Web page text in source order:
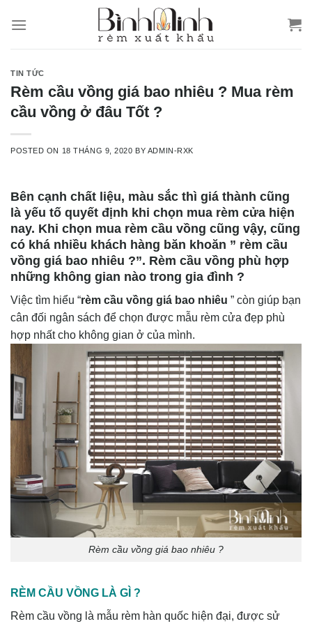
TIN TỨC
Rèm cầu vồng giá bao nhiêu ? Mua rèm
cầu vồng ở đâu Tốt ?
POSTED ON 18 THÁNG 9, 2020 BY ADMIN-RXK
Bên cạnh chất liệu, màu sắc thì giá thành cũng
là yếu tố quyết định khi chọn mua rèm cửa hiện
nay. Khi chọn mua rèm cầu vồng cũng vậy, cũng
có khá nhiều khách hàng băn khoăn ” rèm cầu
vồng giá bao nhiêu ?”. Rèm cầu vồng phù hợp
những không gian nào trong gia đình ?
Việc tìm hiểu “rèm cầu vồng giá bao nhiêu ” còn giúp bạn
cân đối ngân sách để chọn được mẫu rèm cửa đẹp phù
hợp nhất cho không gian ở của mình.
Rèm cầu vồng giá bao nhiêu ?
RÈM CẦU VỒNG LÀ GÌ ?
Rèm cầu vồng là mẫu rèm hàn quốc hiện đại, được sử